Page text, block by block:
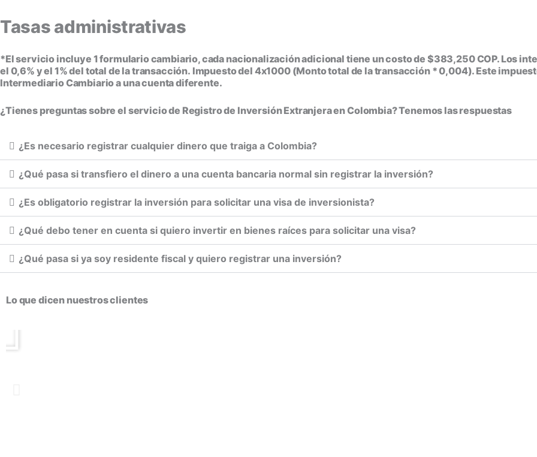
Tasas administrativas
*El servicio incluye 1 formulario cambiario, cada nacionalización adicional tiene un costo de $383,250 COP. Los
el 0,6% y el 1% del total de la transacción. Impuesto del 4x1000 (Monto total de la transacción * 0,004). Este
Intermediario Cambiario a una cuenta diferente.
¿Tienes preguntas sobre el servicio de Registro de Inver sión Extranjera en Colombia? Tenemos las respuestas
¿Es necesario registrar cualquier dinero que traiga a Colombia?
¿Qué pasa si transfiero el dinero a una cuenta bancaria normal sin registrar la inversión?
¿Es obligatorio registrar la inversión para solicitar una visa de inversionista?
¿Qué debo tener en cuenta si quiero invertir en bienes raíces para solicitar una visa?
¿Qué pasa si ya soy residente fiscal y quiero registrar una inversión?
Lo que dicen nuestros clientes
Play